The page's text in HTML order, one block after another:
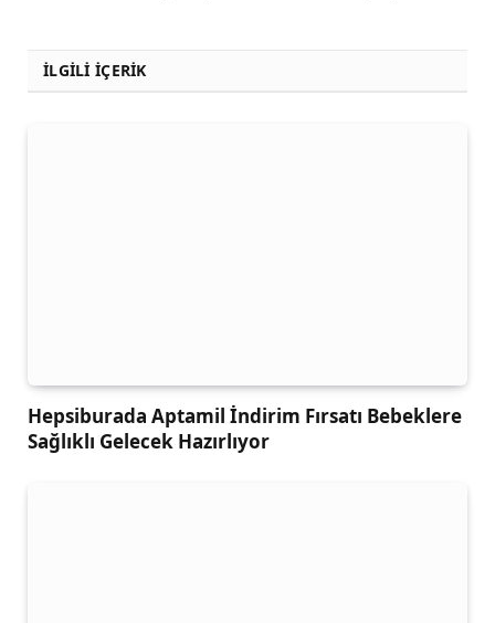
İLGİLİ İÇERİK
Hepsiburada Aptamil İndirim Fırsatı Bebeklere
Sağlıklı Gelecek Hazırlıyor